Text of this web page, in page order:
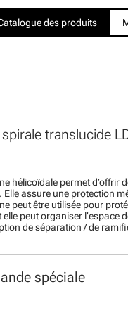
des produits
spirale translucide
hélicoïdale permet d’offrir
assure une protection
peut être utilisée pour
peut organiser l’espace
de séparation / de
spéciale